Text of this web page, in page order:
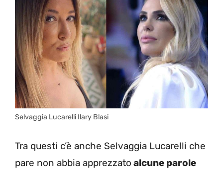
Selvaggia Lucarelli Ilary Blasi
Tra questi c’è anche Selvaggia Lucarelli che
pare non abbia apprezzato alcune parole